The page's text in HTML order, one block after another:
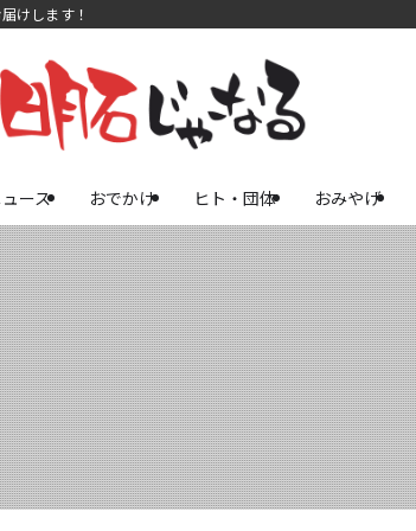
けします！
ース おでかけ ヒト・団体 おみやげ